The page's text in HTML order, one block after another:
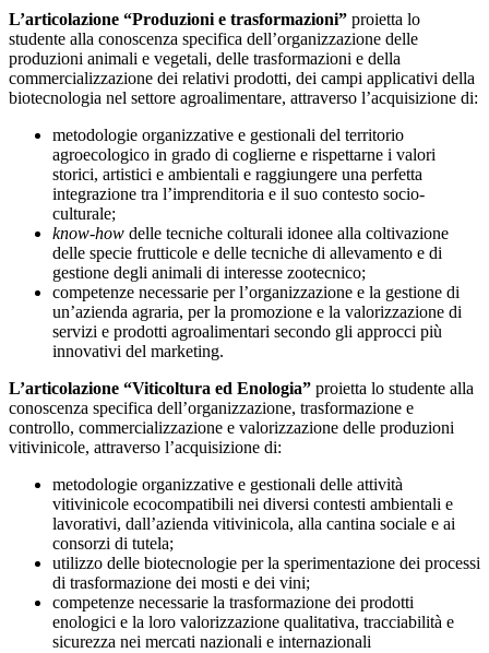
L’articolazione “Produzioni e trasformazioni” proietta lo
studente alla conoscenza specifica dell’organizzazione delle
produzioni animali e vegetali, delle trasformazioni e della
commercializzazione dei relativi prodotti, dei campi applicativi della
biotecnologia nel settore agroalimentare, attraverso l’acquisizione di:
metodologie organizzative e gestionali del territorio
agroecologico in grado di coglierne e rispettarne i valori
storici, artistici e ambientali e raggiungere una perfetta
integrazione tra l’imprenditoria e il suo contesto socio-
culturale;
know-how delle tecniche colturali idonee alla coltivazione
delle specie frutticole e delle tecniche di allevamento e di
gestione degli animali di interesse zootecnico;
competenze necessarie per l’organizzazione e la gestione di
un’azienda agraria, per la promozione e la valorizzazione di
servizi e prodotti agroalimentari secondo gli approcci più
innovativi del marketing.
L’articolazione “Viticoltura ed Enologia” proietta lo studente alla
conoscenza specifica dell’organizzazione, trasformazione e
controllo, commercializzazione e valorizzazione delle produzioni
vitivinicole, attraverso l’acquisizione di:
metodologie organizzative e gestionali delle attività
vitivinicole ecocompatibili nei diversi contesti ambientali e
lavorativi, dall’azienda vitivinicola, alla cantina sociale e ai
consorzi di tutela;
utilizzo delle biotecnologie per la sperimentazione dei processi
di trasformazione dei mosti e dei vini;
competenze necessarie la trasformazione dei prodotti
enologici e la loro valorizzazione qualitativa, tracciabilità e
sicurezza nei mercati nazionali e internazionali